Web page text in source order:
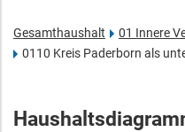
Gesamthaushalt
01 Innere
0110 Kreis Paderborn als